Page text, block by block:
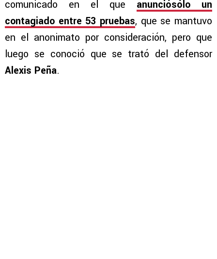
comunicado en el que anunciósólo un
contagiado entre 53 pruebas, que se mantuvo
en el anonimato por consideración, pero que
luego se conoció que se trató del defensor
Alexis Peña.